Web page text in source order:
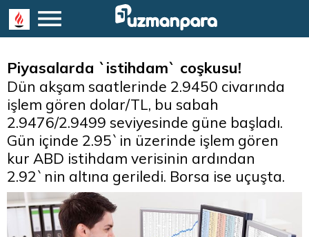
Piyasalarda `istihdam` coşkusu!
Dün akşam saatlerinde 2.9450 civarında
işlem gören dolar/TL, bu sabah
2.9476/2.9499 seviyesinde güne başladı.
Gün içinde 2.95`in üzerinde işlem gören
kur ABD istihdam verisinin ardından
2.92`nin altına geriledi. Borsa ise uçuşta.